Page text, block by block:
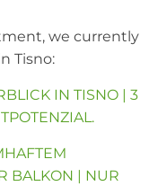
we currently
Tisno:
IN TISNO | 3
BALKON | NUR